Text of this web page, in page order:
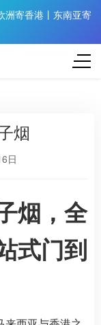
洲寄香港丨东南亚寄
烟
日
烟，全
式门到